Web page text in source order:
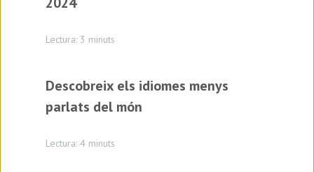
Lectura: 3 minuts
Descobreix els idiomes menys
parlats del món
Lectura: 4 minuts